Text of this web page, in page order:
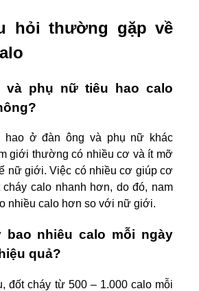
hỏi thường gặp về
và phụ nữ tiêu hao calo
hao ở đàn ông và phụ nữ khác
giới thường có nhiều cơ và ít mỡ
nữ giới. Việc có nhiều cơ giúp cơ
calo nhanh hơn, do đó, nam
nhiều calo hơn so với nữ giới.
bao nhiêu calo mỗi ngày
quả?
đốt cháy từ 500 – 1.000 calo mỗi